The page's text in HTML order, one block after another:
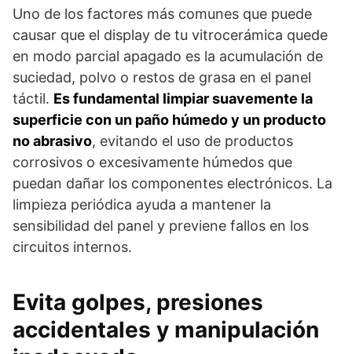
Uno de los factores más comunes que puede
causar que el display de tu vitrocerámica quede
en modo parcial apagado es la acumulación de
suciedad, polvo o restos de grasa en el panel
táctil. Es fundamental limpiar suavemente la
superficie con un paño húmedo y un producto
no abrasivo, evitando el uso de productos
corrosivos o excesivamente húmedos que
puedan dañar los componentes electrónicos. La
limpieza periódica ayuda a mantener la
sensibilidad del panel y previene fallos en los
circuitos internos.
Evita golpes, presiones
accidentales y manipulación